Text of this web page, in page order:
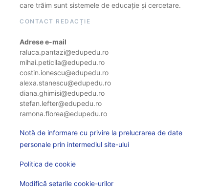
care trăim sunt sistemele de educație și cercetare.
CONTACT REDACȚIE
Adrese e-mail
raluca.pantazi@edupedu.ro
mihai.peticila@edupedu.ro
costin.ionescu@edupedu.ro
alexa.stanescu@edupedu.ro
diana.ghimisi@edupedu.ro
stefan.lefter@edupedu.ro
ramona.florea@edupedu.ro
Notă de informare cu privire la prelucrarea de date
personale prin intermediul site-ului
Politica de cookie
Modifică setarile cookie-urilor